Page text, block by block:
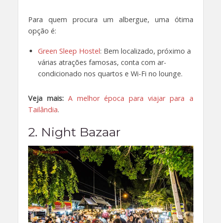
Para quem procura um albergue, uma ótima
opção é:
Green Sleep Hostel: Bem localizado, próximo a
várias atrações famosas, conta com ar-
condicionado nos quartos e Wi-Fi no lounge.
Veja mais: A melhor época para viajar para a
Tailândia.
2. Night Bazaar